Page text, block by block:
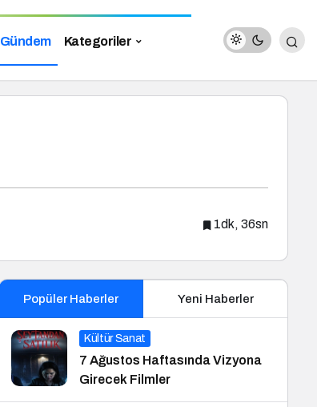
Gündem Kategoriler
1dk, 36sn
Popüler Haberler Yeni Haberler
Kültür Sanat
7 Ağustos Haftasında Vizyona
Girecek Filmler